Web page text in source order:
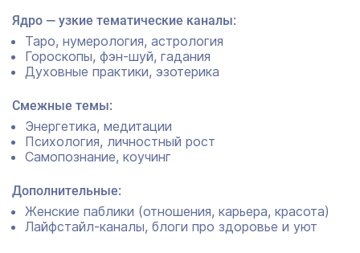
Ядро — узкие тематические каналы:
Таро, нумерология, астрология
Гороскопы, фэн-шуй, гадания
Духовные практики, эзотерика
Смежные темы:
Энергетика, медитации
Психология, личностный рост
Самопознание, коучинг
Дополнительные:
Женские паблики (отношения, карьера, красота)
Лайфстайл-каналы, блоги про здоровье и уют